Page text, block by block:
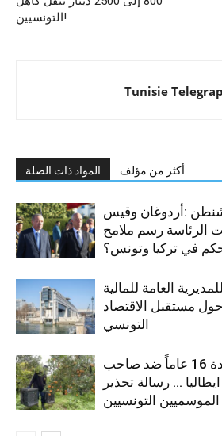
التونسيين!
Tunisie
المواد ذات الصلة أكثر من مؤلف
:أردوغان وقيس
الرئاسة رسم ملامح
في تركيا وتونس؟
العامة للمالية
حول مستقبل الاقتصاد
التونسي
الحكم بالسجن لمدة 16 عاماً ضد صاحب
… رسالة تحذير
الموسميين التونسيين